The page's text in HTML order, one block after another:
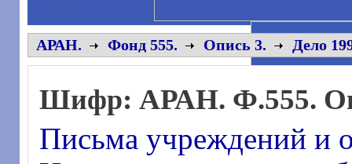
АРАН. Фонд 555. Опись 3. Дело
Шифр: АРАН. Ф.555.
Письма учреждений и